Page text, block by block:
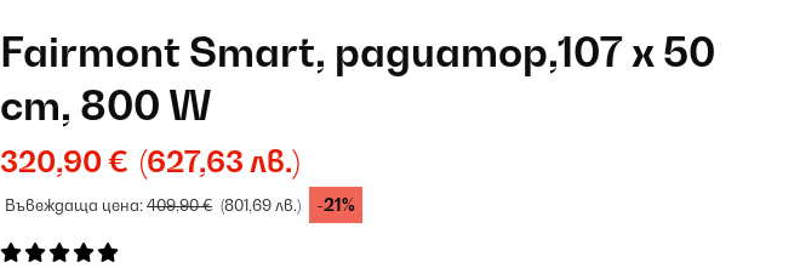
Fairmont Smart, радиатор,107 x 50
cm, 800 W
320,90 € (627,63 лв.)
Въвеждаща цена:409,90 € (801,69 лв.) -21%